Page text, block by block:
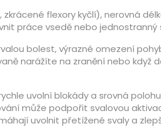
flexory kyčlí), nerovná
práce vsedě nebo jednostranný
bolest, výrazné omezení
narážíte na zranění nebo když
uvolní blokády a srovná
může podpořit svalovou
uvolnit přetížené svaly a